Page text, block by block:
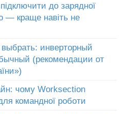
до зарядної
— краще навіть не
инверторный
(рекомендации от
чому Worksection
командної роботи